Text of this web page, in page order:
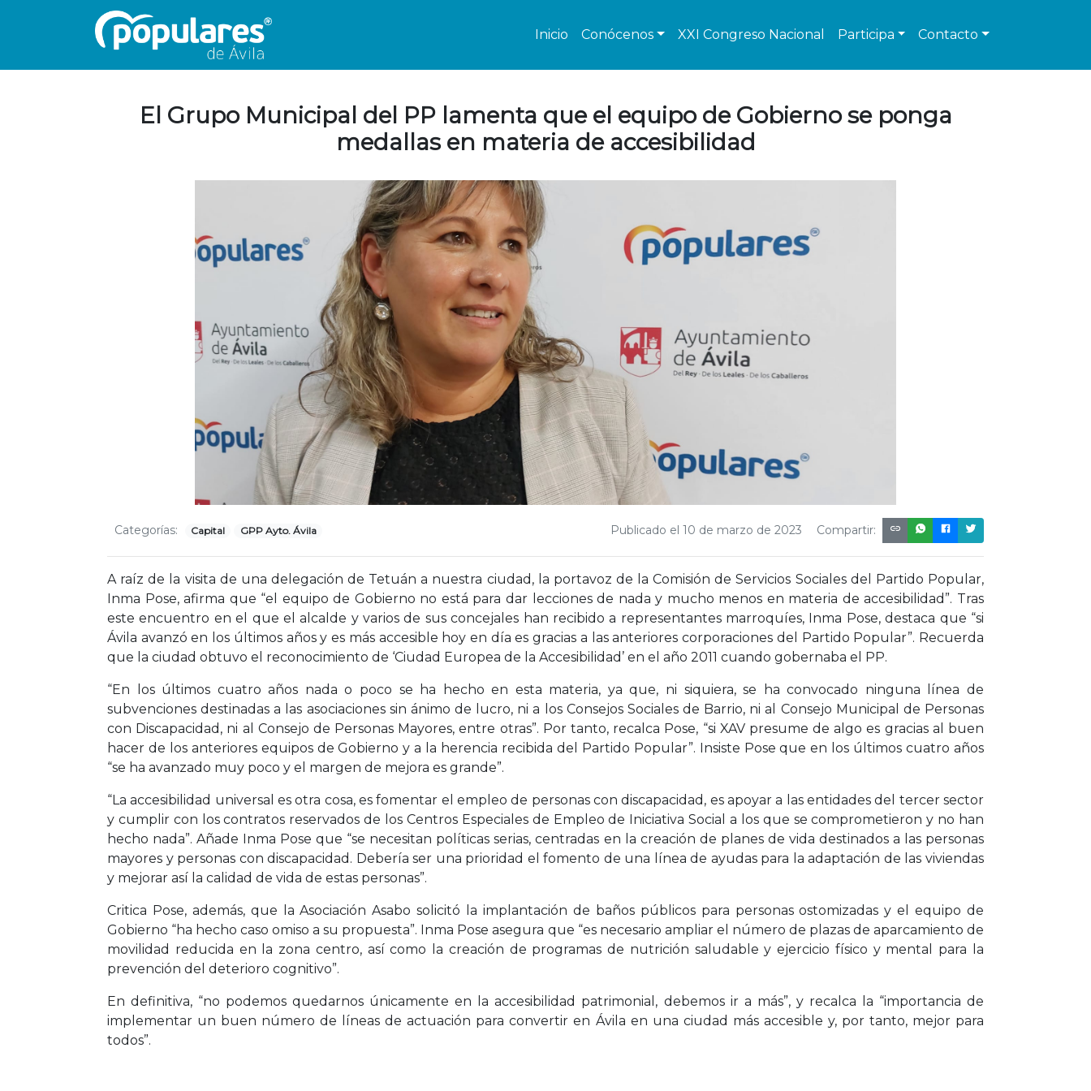
Inicio Conócenos XXI Congreso Nacional Participa Contacto
El Grupo Municipal del PP lamenta que el equipo de Gobierno se ponga
medallas en materia de accesibilidad
Categorías: Capital GPP Ayto. Ávila Compartir:
Publicado el 10 de marzo de 2023
A raíz de la visita de una delegación de Tetuán a nuestra ciudad, la portavoz de la Comisión de Servicios Sociales del Partido Popular,
Inma Pose, afirma que “el equipo de Gobierno no está para dar lecciones de nada y mucho menos en materia de accesibilidad”. Tras
este encuentro en el que el alcalde y varios de sus concejales han recibido a representantes marroquíes, Inma Pose, destaca que “si
Ávila avanzó en los últimos años y es más accesible hoy en día es gracias a las anteriores corporaciones del Partido Popular”. Recuerda
que la ciudad obtuvo el reconocimiento de ‘Ciudad Europea de la Accesibilidad’ en el año 2011 cuando gobernaba el PP.
“En los últimos cuatro años nada o poco se ha hecho en esta materia, ya que, ni siquiera, se ha convocado ninguna línea de
subvenciones destinadas a las asociaciones sin ánimo de lucro, ni a los Consejos Sociales de Barrio, ni al Consejo Municipal de Personas
con Discapacidad, ni al Consejo de Personas Mayores, entre otras”. Por tanto, recalca Pose, “si XAV presume de algo es gracias al buen
hacer de los anteriores equipos de Gobierno y a la herencia recibida del Partido Popular”. Insiste Pose que en los últimos cuatro años
“se ha avanzado muy poco y el margen de mejora es grande”.
“La accesibilidad universal es otra cosa, es fomentar el empleo de personas con discapacidad, es apoyar a las entidades del tercer sector
y cumplir con los contratos reservados de los Centros Especiales de Empleo de Iniciativa Social a los que se comprometieron y no han
hecho nada”. Añade Inma Pose que “se necesitan políticas serias, centradas en la creación de planes de vida destinados a las personas
mayores y personas con discapacidad. Debería ser una prioridad el fomento de una línea de ayudas para la adaptación de las viviendas
y mejorar así la calidad de vida de estas personas”.
Critica Pose, además, que la Asociación Asabo solicitó la implantación de baños públicos para personas ostomizadas y el equipo de
Gobierno “ha hecho caso omiso a su propuesta”. Inma Pose asegura que “es necesario ampliar el número de plazas de aparcamiento de
movilidad reducida en la zona centro, así como la creación de programas de nutrición saludable y ejercicio físico y mental para la
prevención del deterioro cognitivo”.
En definitiva, “no podemos quedarnos únicamente en la accesibilidad patrimonial, debemos ir a más”, y recalca la “importancia de
implementar un buen número de líneas de actuación para convertir en Ávila en una ciudad más accesible y, por tanto, mejor para
todos”.